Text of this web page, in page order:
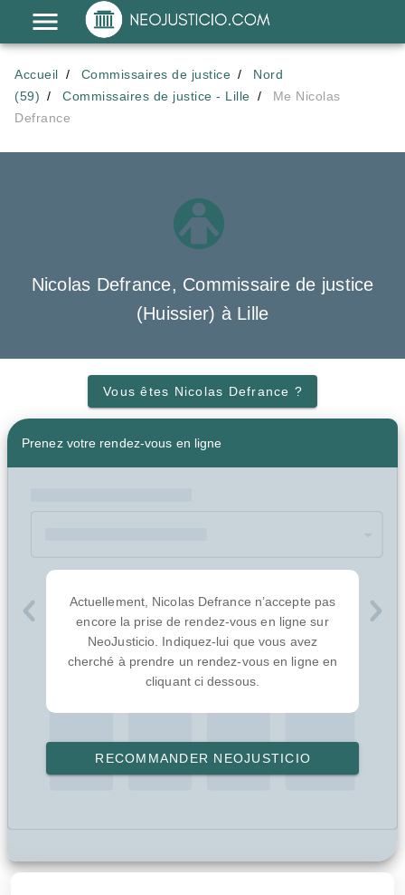
Accueil Commissaires de justice
Nord
(59)
Commissaires de justice - Lille
Me Nicolas
Defrance
Nicolas Defrance, Commissaire de justice
(Huissier) à Lille
Vous êtes Nicolas Defrance ?
Prenez votre rendez-vous en ligne
Actuellement, Nicolas Defrance n’accepte pas
encore la prise de rendez-vous en ligne sur
NeoJusticio. Indiquez-lui que vous avez
cherché à prendre un rendez-vous en ligne en
cliquant ci dessous.
RECOMMANDER NEOJUSTICIO